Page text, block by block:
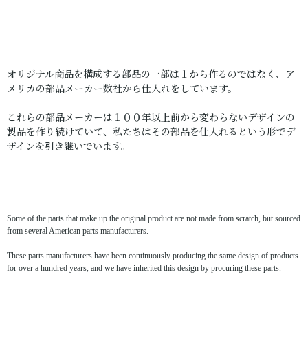
オリジナル商品を構成する部品の一部は１から作るのではなく、ア
メリカの部品メーカー数社から仕入れをしています。
これらの部品メーカーは１００年以上前から変わらないデザインの
製品を作り続けていて、私たちはその部品を仕入れるという形でデ
ザインを引き継いでいます。
Some of the parts that make up the original product are not made from scratch, but sourced
from several American parts manufacturers.
These parts manufacturers have been continuously producing the same design of products
for over a hundred years, and we have inherited this design by procuring these parts.